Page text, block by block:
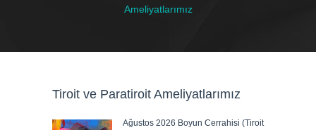
Ameliyatlarımız
Tiroit ve Paratiroit Ameliyatlarımız
Ağustos 2026 Boyun Cerrahisi (Tiroit